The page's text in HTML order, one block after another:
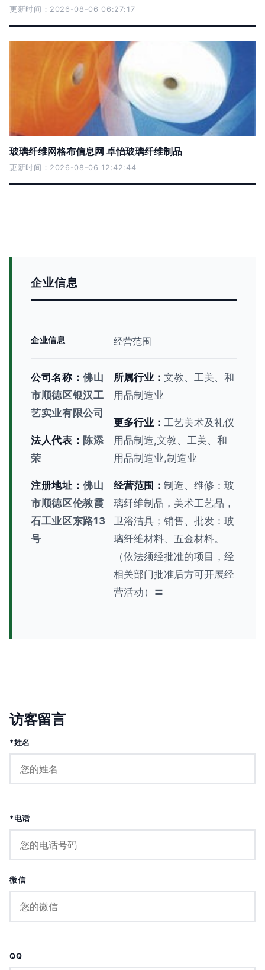
更新时间：2026-08-06 06:27:17
玻璃纤维网格布信息网 卓怡玻璃纤维制品
更新时间：2026-08-06 12:42:44
企业信息
企业信息 经营范围
公司名称：佛山
市顺德区银汉工
艺实业有限公司
法人代表： 陈添
荣
注册地址：佛山
市顺德区伦教霞
石工业区东路13
号
所属行业： 文教、工美、和
用品制造业
更多行业： 工艺美术及礼仪
用品制造,文教、工美、和
用品制造业,制造业
经营范围： 制造、维修：玻
璃纤维制品，美术工艺品，
卫浴洁具；销售、批发：玻
璃纤维材料、五金材料。
（依法须经批准的项目，经
相关部门批准后方可开展经
营活动）〓
访客留言
*姓名
*电话
微信
QQ